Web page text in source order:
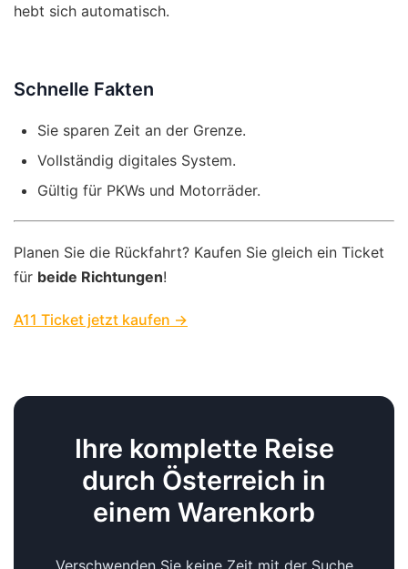
hebt sich automatisch.
Schnelle Fakten
Sie sparen Zeit an der Grenze.
Vollständig digitales System.
Gültig für PKWs und Motorräder.
Planen Sie die Rückfahrt? Kaufen Sie gleich ein Ticket
für beide Richtungen!
A11 Ticket jetzt kaufen →
Ihre komplette Reise
durch Österreich in
einem Warenkorb